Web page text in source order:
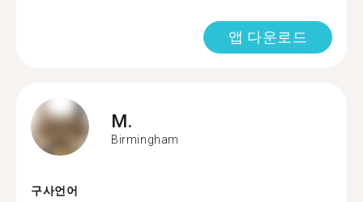
앱 다운로드
M.
Birmingham
구사언어